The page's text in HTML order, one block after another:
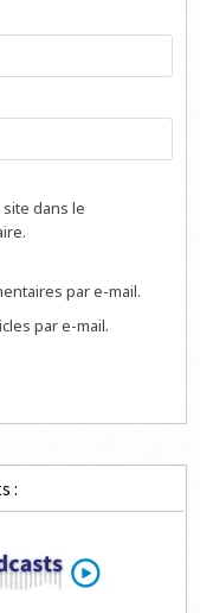
dans le
par e-mail.
par e-mail.
: